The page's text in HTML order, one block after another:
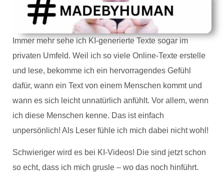
Immer mehr sehe ich KI-generierte Texte sogar im
privaten Umfeld. Weil ich so viele Online-Texte erstelle
und lese, bekomme ich ein hervorragendes Gefühl
dafür, wann ein Text von einem Menschen kommt und
wann es sich leicht unnatürlich anfühlt. Vor allem, wenn
ich diese Menschen kenne. Das ist einfach
unpersönlich! Als Leser fühle ich mich dabei nicht wohl!
Schwieriger wird es bei KI-Videos! Die sind jetzt schon
so echt, dass ich mich grusle – wo das noch hinführt.